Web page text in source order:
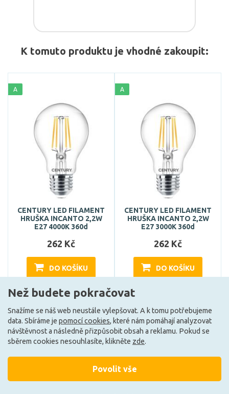
K tomuto produktu je vhodné zakoupit:
A
CENTURY LED FILAMENT
HRUŠKA INCANTO 2,2W
E27 4000K 360d
262 Kč
DO KOŠÍKU
Může být u Vás 17. 8.
A
CENTURY LED FILAMENT
HRUŠKA INCANTO 2,2W
E27 3000K 360d
262 Kč
DO KOŠÍKU
Může být u Vás 17. 8.
Než budete pokračovat
Snažíme se náš web neustále vylepšovat. A k tomu potřebujeme
data. Sbíráme je pomocí cookies, které nám pomáhají analyzovat
návštěvnost a následně přizpůsobit obsah a reklamu. Pokud se
sběrem cookies nesouhlasíte, klikněte zde.
Povolit vše